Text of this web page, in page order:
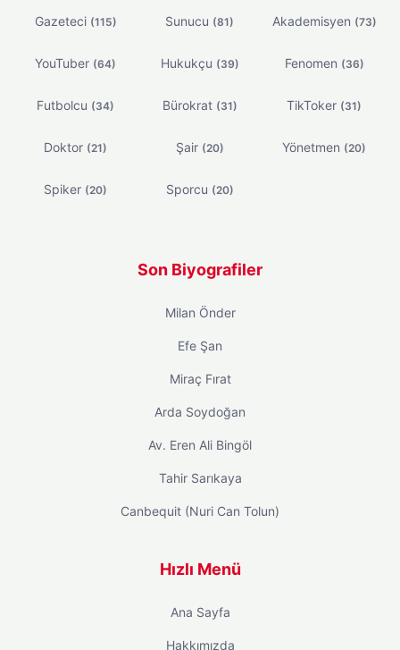
Gazeteci (115) Sunucu (81) Akademisyen (73)
YouTuber (64) Hukukçu (39) Fenomen (36)
Futbolcu (34) Bürokrat (31) TikToker (31)
Doktor (21) Şair (20) Yönetmen (20)
Spiker (20) Sporcu (20)
Son Biyografiler
Milan Önder
Efe Şan
Miraç Fırat
Arda Soydoğan
Av. Eren Ali Bingöl
Tahir Sarıkaya
Canbequit (Nuri Can Tolun)
Hızlı Menü
Ana Sayfa
Hakkımızda